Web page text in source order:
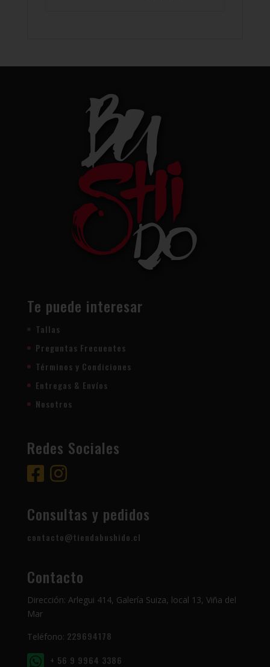
Te puede interesar
Tallas
Preguntas Frecuentes
Términos y Condiciones
Entregas & Envíos
Nosotros
Redes Sociales
Consultas y pedidos
contacto@tiendabushido.cl
Contacto
Dirección: Arlegui 414, Galería Suiza, local 13, Viña del
Mar
Teléfono: 229694178
+ 56 9 9964 3386